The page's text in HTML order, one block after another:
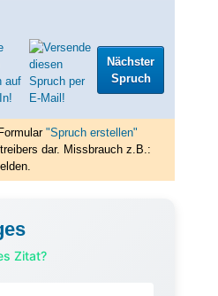
Nächster
Spruch
"Spruch erstellen"
dar. Missbrauch z.B.:
Zitat?